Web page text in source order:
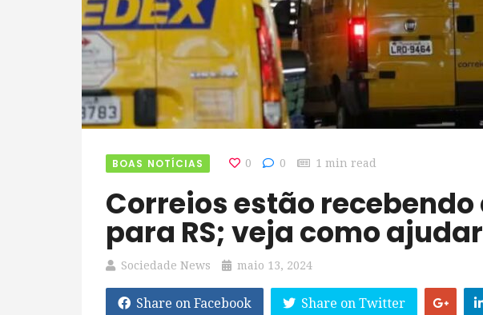
BOAS NOTÍCIAS 0 0 1 min read
Correios estão recebendo doações
para RS; veja como ajudar
Sociedade News maio 13, 2024
Share on Facebook Share on Twitter